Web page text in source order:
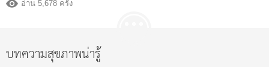
อ่าน 5,678 ครั้ง
บทความสุขภาพน่ารู้